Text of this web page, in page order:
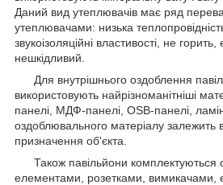
Даний вид утеплювачів має ряд
утеплювачами: низька
звукоізоляційні властивості, не горить,
нешкідливий.
Для внутрішнього оздоблення
використовують найрізноманітніші
панелі, МДФ-панелі, OSB-панелі,
оздоблювального матеріалу залежить
призначення об'єкта.
Також павільйони комплектуються
елементами, розетками, вимикачами,